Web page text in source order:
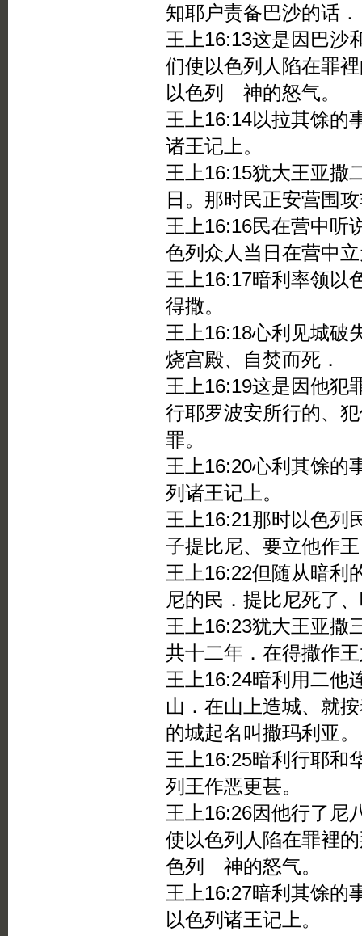
知耶户责备巴沙的话．
王上16:13这是因巴沙
们使以色列人陷在罪
以色列 神的怒气。
王上16:14以拉其馀的
诸王记上。
王上16:15犹大王亚撒
日。那时民正安营围
王上16:16民在营中听
色列众人当日在营中
王上16:17暗利率领以
得撒。
王上16:18心利见城破
烧宫殿、自焚而死．
王上16:19这是因他犯
行耶罗波安所行的、
罪。
王上16:20心利其馀的
列诸王记上。
王上16:21那时以色列
子提比尼、要立他作
王上16:22但随从暗利
尼的民．提比尼死了
王上16:23犹大王亚撒
共十二年．在得撒作
王上16:24暗利用二他
山．在山上造城、就
的城起名叫撒玛利亚。
王上16:25暗利行耶和
列王作恶更甚。
王上16:26因他行了尼
使以色列人陷在罪裡
色列 神的怒气。
王上16:27暗利其馀的
以色列诸王记上。